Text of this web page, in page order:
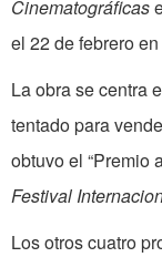
Cinematográficas
el 22 de febrero
La obra se centra
tentado para
obtuvo el “Premio
Festival
Los otros cuatro